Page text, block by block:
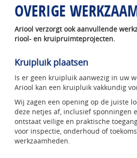
OVERIGE
Ariool verzorgt ook aanvullende
riool- en kruipruimteprojecten.
Kruipluik plaatsen
Is er geen kruipluik aanwezig in uw
Ariool kan een kruipluik vakkundig
Wij zagen een opening op de juiste
deze netjes af, inclusief sponningen
ontstaat veilige en praktische
voor inspectie, onderhoud of
werkzaamheden.